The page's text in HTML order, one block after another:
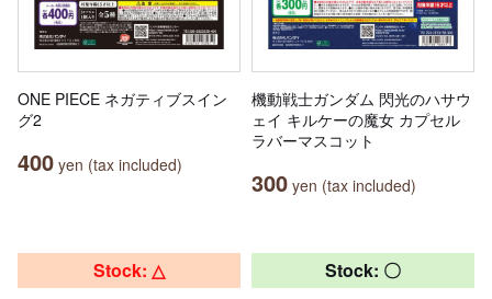
ONE PIECE ネガティブスイン
グ2
400 yen (tax included)
機動戦士ガンダム 閃光のハサウ
ェイ キルケーの魔女 カプセル
ラバーマスコット
300 yen (tax included)
Stock: △ Stock: 〇